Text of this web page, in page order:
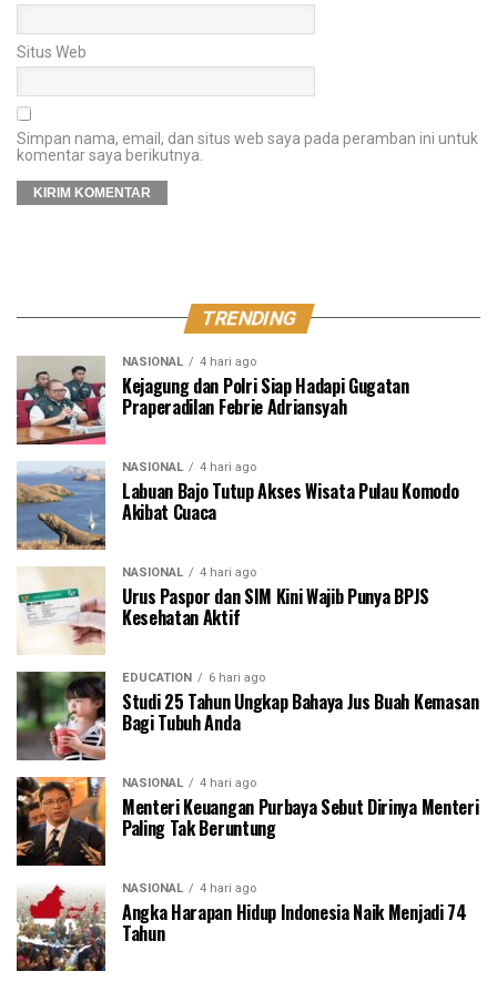
Situs Web
Simpan nama, email, dan situs web saya pada peramban ini untuk
komentar saya berikutnya.
TRENDING
NASIONAL 4 hari ago
Kejagung dan Polri Siap Hadapi Gugatan
Praperadilan Febrie Adriansyah
NASIONAL 4 hari ago
Labuan Bajo Tutup Akses Wisata Pulau Komodo
Akibat Cuaca
NASIONAL 4 hari ago
Urus Paspor dan SIM Kini Wajib Punya BPJS
Kesehatan Aktif
EDUCATION 6 hari ago
Studi 25 Tahun Ungkap Bahaya Jus Buah Kemasan
Bagi Tubuh Anda
NASIONAL 4 hari ago
Menteri Keuangan Purbaya Sebut Dirinya Menteri
Paling Tak Beruntung
NASIONAL 4 hari ago
Angka Harapan Hidup Indonesia Naik Menjadi 74
Tahun